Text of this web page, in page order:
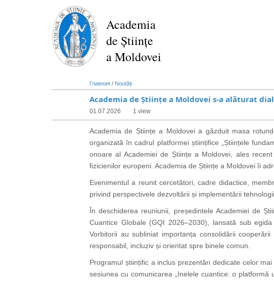
Academia
de Științe
a Moldovei
Главная / Noutăți
Academia de Științe a Moldovei s-a alăturat
01.07.2026 1 view
Academia de Științe a Moldovei a găzduit masa
organizată în cadrul platformei științifice „Științele
onoare al Academiei de Științe a Moldovei, ales
fizicienilor europeni. Academia de Științe a Moldovei îi
Evenimentul a reunit cercetători, cadre didactice,
privind perspectivele dezvoltării și implementării
În deschiderea reuniunii, președintele Academiei de
Cuantice Globale (GQI 2026–2030), lansată sub
Vorbitorii au subliniat importanța consolidării
responsabil, incluziv și orientat spre binele comun.
Programul științific a inclus prezentări dedicate celor
sesiunea cu comunicarea „Inelele cuantice: o